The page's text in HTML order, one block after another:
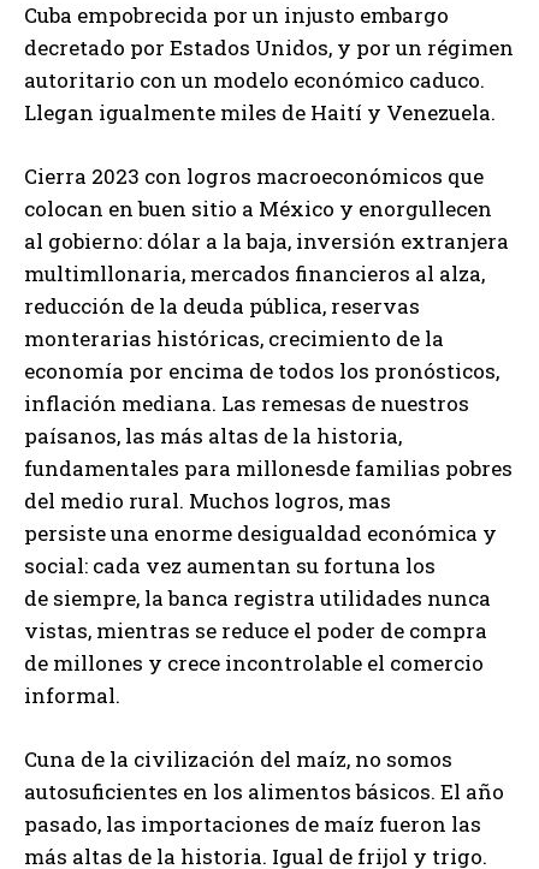
Cuba empobrecida por un injusto embargo
decretado por Estados Unidos, y por un régimen
autoritario con un modelo económico caduco.
Llegan igualmente miles de Haití y Venezuela.
Cierra 2023 con logros macroeconómicos que
colocan en buen sitio a México y enorgullecen
al gobierno: dólar a la baja, inversión extranjera
multimllonaria, mercados financieros al alza,
reducción de la deuda pública, reservas
monterarias históricas, crecimiento de la
economía por encima de todos los pronósticos,
inflación mediana. Las remesas de nuestros
paísanos, las más altas de la historia,
fundamentales para millonesde familias pobres
del medio rural. Muchos logros, mas
persiste una enorme desigualdad económica y
social: cada vez aumentan su fortuna los
de siempre, la banca registra utilidades nunca
vistas, mientras se reduce el poder de compra
de millones y crece incontrolable el comercio
informal.
Cuna de la civilización del maíz, no somos
autosuficientes en los alimentos básicos. El año
pasado, las importaciones de maíz fueron las
más altas de la historia. Igual de frijol y trigo.